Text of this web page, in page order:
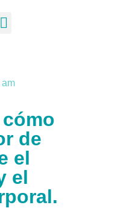
am
de
el
el